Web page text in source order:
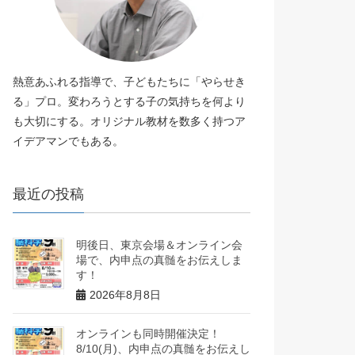
熱意あふれる指導で、子どもたちに「やらせき
る」プロ。変わろうとする子の気持ちを何より
も大切にする。オリジナル教材を数多く持つア
イデアマンでもある。
最近の投稿
明後日、東京会場＆オンライン会
場で、内申点の真髄をお伝えしま
す！
2026年8月8日
オンラインも同時開催決定！
8/10(月)、内申点の真髄をお伝えし